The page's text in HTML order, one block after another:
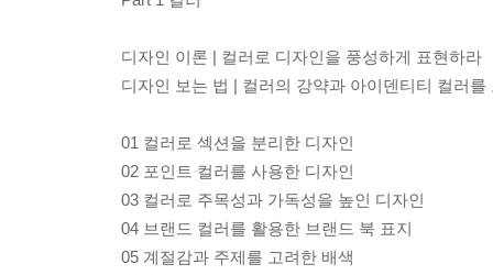
디자인 이론 | 컬러로 디자인을 풍성하게 표현하라
디자인 보는 법 | 컬러의 강약과 아이덴티티 컬러를
01 컬러로 섹션을 분리한 디자인
02 포인트 컬러를 사용한 디자인
03 컬러로 주목성과 가독성을 높인 디자인
04 브랜드 컬러를 활용한 브랜드 북 표지
05 계절감과 주제를 고려한 배색